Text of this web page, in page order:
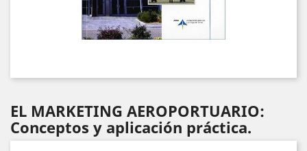
EL MARKETING AEROPORTUARIO:
Conceptos y aplicación práctica.